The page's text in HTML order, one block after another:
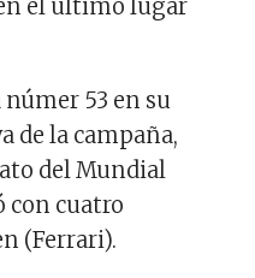
el último lugar
53 en su
de la campaña,
del Mundial
con cuatro
(Ferrari).